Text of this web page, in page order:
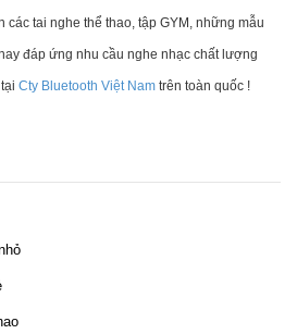
các tai nghe thể thao, tập GYM, những mẫu
đáp ứng nhu cầu nghe nhạc chất lượng
Cty Bluetooth Việt Nam trên toàn quốc !